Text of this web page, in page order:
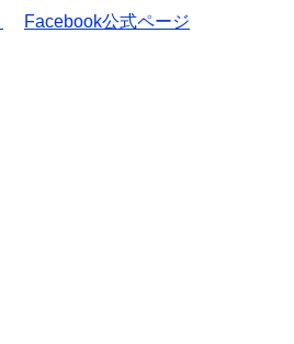
Facebook公式ページ